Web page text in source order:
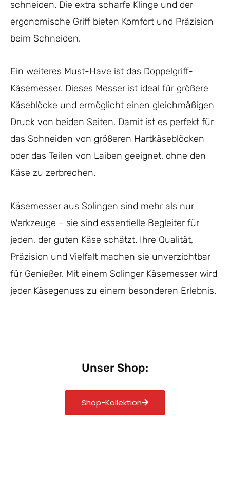
schneiden. Die extra scharfe Klinge und der
ergonomische Griff bieten Komfort und Präzision
beim Schneiden.
Ein weiteres Must-Have ist das Doppelgriff-
Käsemesser. Dieses Messer ist ideal für größere
Käseblöcke und ermöglicht einen gleichmäßigen
Druck von beiden Seiten. Damit ist es perfekt für
das Schneiden von größeren Hartkäseblöcken
oder das Teilen von Laiben geeignet, ohne den
Käse zu zerbrechen.
Käsemesser aus Solingen sind mehr als nur
Werkzeuge – sie sind essentielle Begleiter für
jeden, der guten Käse schätzt. Ihre Qualität,
Präzision und Vielfalt machen sie unverzichtbar
für Genießer. Mit einem Solinger Käsemesser wird
jeder Käsegenuss zu einem besonderen Erlebnis.
Unser Shop:
Shop-Kollektion